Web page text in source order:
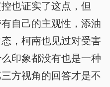
也证实了这点，但
自己的主观性，添油
，柯南也见过对受害
印象都没有也是一种
方视角的回答才是不